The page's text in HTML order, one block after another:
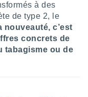
à des
de type 2, le
nouveauté, c’est
concrets de
tabagisme ou de